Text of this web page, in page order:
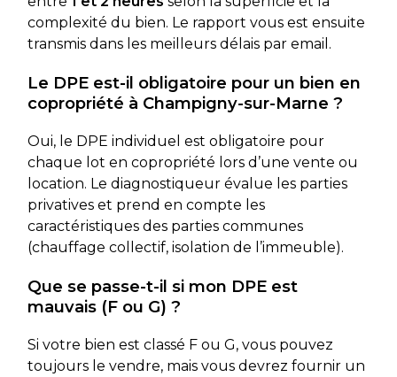
complexité du bien. Le rapport vous est ensuite
transmis dans les meilleurs délais par email.
Le DPE est-il obligatoire pour un bien en
copropriété à Champigny-sur-Marne ?
Oui, le DPE individuel est obligatoire pour
chaque lot en copropriété lors d’une vente ou
location. Le diagnostiqueur évalue les parties
privatives et prend en compte les
caractéristiques des parties communes
(chauffage collectif, isolation de l’immeuble).
Que se passe-t-il si mon DPE est
mauvais (F ou G) ?
Si votre bien est classé F ou G, vous pouvez
toujours le vendre, mais vous devrez fournir un